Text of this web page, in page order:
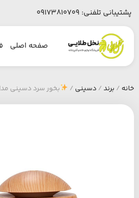
پشتیبانی تلفنی: 09173810709
صفحه اصلی
خانه / برند/دسینی / بخور سرد دسینی مدل